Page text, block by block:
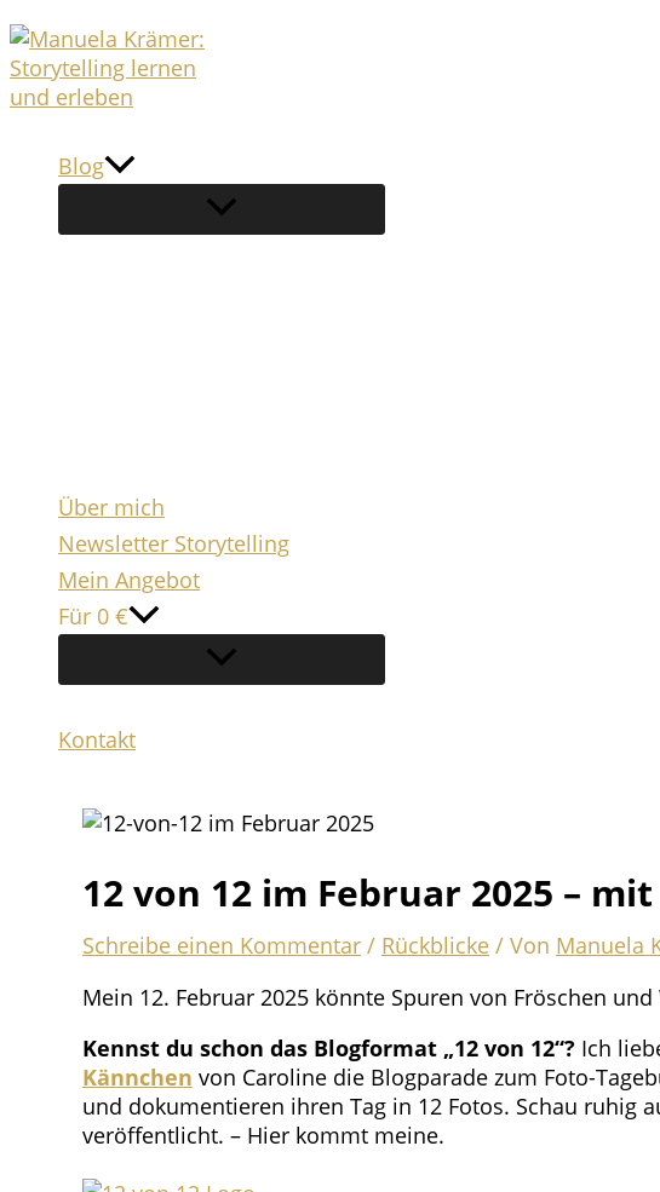
Zum
Inhalt
springen
Blog
Über mich
Newsletter Storytelling
Mein Angebot
Für 0 €
Kontakt
12 von 12 im Februar 2025 –
Schreibe einen Kommentar / Rückblicke / Von Manuela
Mein 12. Februar 2025 könnte Spuren von Fröschen
Kennst du schon das Blogformat „12 von 12“? Ich
Kännchen von Caroline die Blogparade zum Foto-
und dokumentieren ihren Tag in 12 Fotos. Schau ruhig
veröffentlicht. – Hier kommt meine.